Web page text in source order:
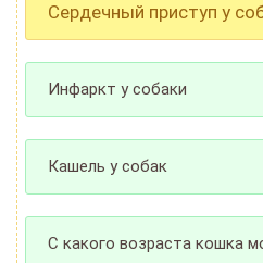
Сердечный приступ у
Инфаркт у собаки
Кашель у собак
С какого возраста кошка